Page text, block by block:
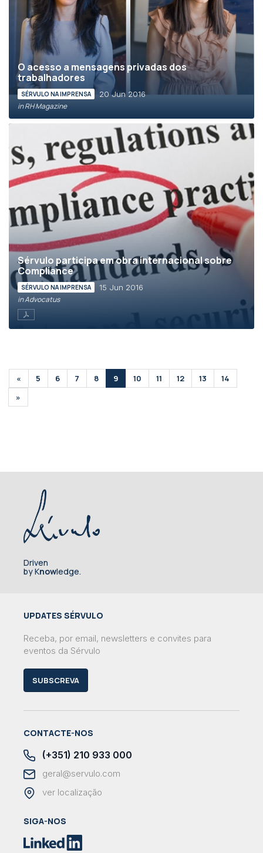
O acesso a mensagens privadas dos
trabalhadores
SÉRVULO NA IMPRENSA 20 Jun 2016
in RH Magazine
Sérvulo participa em obra internacional sobre
Compliance
SÉRVULO NA IMPRENSA 15 Jun 2016
in Advocatus
« 5 6 7 8 9 10 11 12 13
14
»
Driven
by Knowledge.
UPDATES SÉRVULO
Receba, por email, newsletters e convites para
eventos da Sérvulo
SUBSCREVA
CONTACTE-NOS
(+351) 210 933 000
geral@servulo.com
ver localização
SIGA-NOS